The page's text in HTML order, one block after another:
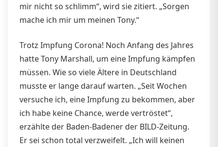
mir nicht so schlimm“, wird sie zitiert. „Sorgen
mache ich mir um meinen Tony.“
Trotz Impfung Corona! Noch Anfang des Jahres
hatte Tony Marshall, um eine Impfung kämpfen
müssen. Wie so viele Ältere in Deutschland
musste er lange darauf warten. „Seit Wochen
versuche ich, eine Impfung zu bekommen, aber
ich habe keine Chance, werde vertröstet“,
erzählte der Baden-Badener der BILD-Zeitung.
Er sei schon total verzweifelt. „Ich will keinen